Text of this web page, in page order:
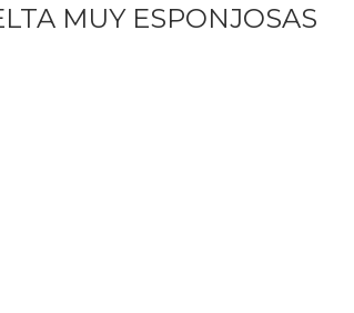
MUY ESPONJOSAS